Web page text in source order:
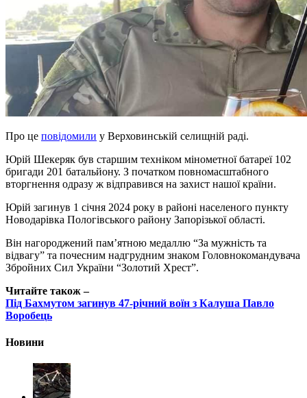
Про це повідомили у Верховинській селищній раді.
Юрій Шекеряк був старшим техніком мінометної батареї 102
бригади 201 батальйону. З початком повномасштабного
вторгнення одразу ж відправився на захист нашої країни.
Юрій загинув 1 січня 2024 року в районі населеного пункту
Новодарівка Пологівського району Запорізької області.
Він нагороджений пам’ятною медаллю “За мужність та
відвагу” та почесним надгрудним знаком Головнокомандувача
Збройних Сил України “Золотий Хрест”.
Читайте також –
Під Бахмутом загинув 47-річний воїн з Калуша Павло
Воробець
Новини